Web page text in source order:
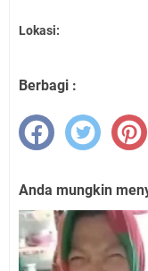
Lokasi:
Berbagi :
Anda mungkin